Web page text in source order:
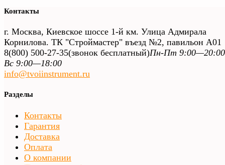
Контакты
г. Москва, Киевское шоссе 1-й км. Улица Адмирала
Корнилова. ТК "Строймастер" въезд №2, павильон А01
8(800) 500-27-35(звонок бесплатный)Пн-Пт
Вс 9:00—18:00
info@tvoiinstrument.ru
Разделы
Контакты
Гарантия
Доставка
Оплата
О компании